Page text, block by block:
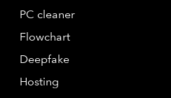
PC cleaner
Flowchart
Deepfake
Hosting